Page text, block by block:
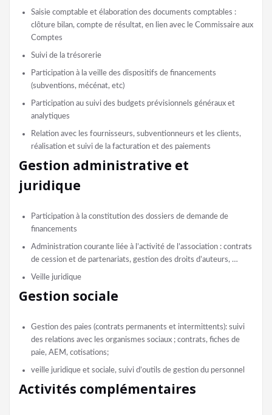
Saisie comptable et élaboration des documents comptables :
clôture bilan, compte de résultat, en lien avec le Commissaire aux
Comptes
Suivi de la trésorerie
Participation à la veille des dispositifs de financements
(subventions, mécénat, etc)
Participation au suivi des budgets prévisionnels généraux et
analytiques
Relation avec les fournisseurs, subventionneurs et les clients,
réalisation et suivi de la facturation et des paiements
Gestion administrative et
juridique
Participation à la constitution des dossiers de demande de
financements
Administration courante liée à l’activité de l’association : contrats
de cession et de partenariats, gestion des droits d’auteurs, …
Veille juridique
Gestion sociale
Gestion des paies (contrats permanents et intermittents): suivi
des relations avec les organismes sociaux ; contrats, fiches de
paie, AEM, cotisations;
veille juridique et sociale, suivi d’outils de gestion du personnel
Activités complémentaires